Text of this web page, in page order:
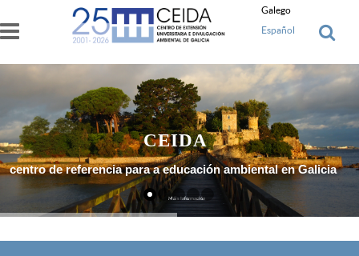
Ir o contido principal
Galego
Español
centro de referencia para a educación ambiental en Galicia
Máis Información
CEIDA